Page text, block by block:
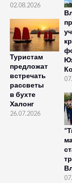
02.08.2026
Туристам
предложат
встречать
рассветы
в бухте
Халонг
26.07.2026